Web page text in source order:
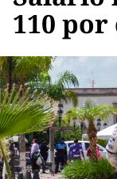
110